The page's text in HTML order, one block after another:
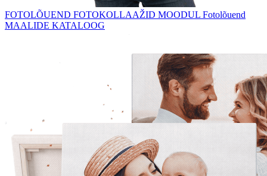
FOTOLÕUEND FOTOKOLLAAŽID MOODUL Fotolõuend
MAALIDE KATALOOG